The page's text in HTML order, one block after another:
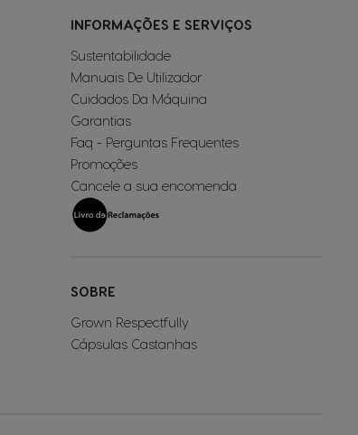
INFORMAÇÕES E SERVIÇOS
Sustentabilidade
Manuais De Utilizador
Cuidados Da Máquina
Garantias
Faq - Perguntas Frequentes
Promoções
Cancele a sua encomenda
SOBRE
Grown Respectfully
Cápsulas Castanhas